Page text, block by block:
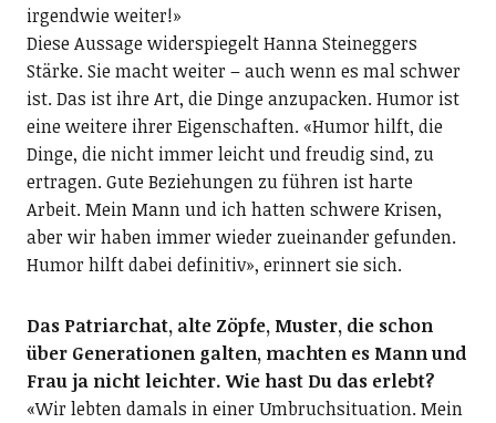
irgendwie weiter!»
Diese Aussage widerspiegelt Hanna Steineggers
Stärke. Sie macht weiter – auch wenn es mal schwer
ist. Das ist ihre Art, die Dinge anzupacken. Humor ist
eine weitere ihrer Eigenschaften. «Humor hilft, die
Dinge, die nicht immer leicht und freudig sind, zu
ertragen. Gute Beziehungen zu führen ist harte
Arbeit. Mein Mann und ich hatten schwere Krisen,
aber wir haben immer wieder zueinander gefunden.
Humor hilft dabei definitiv», erinnert sie sich.
Das Patriarchat, alte Zöpfe, Muster, die schon
über Generationen galten, machten es Mann und
Frau ja nicht leichter. Wie hast Du das erlebt?
«Wir lebten damals in einer Umbruchsituation. Mein